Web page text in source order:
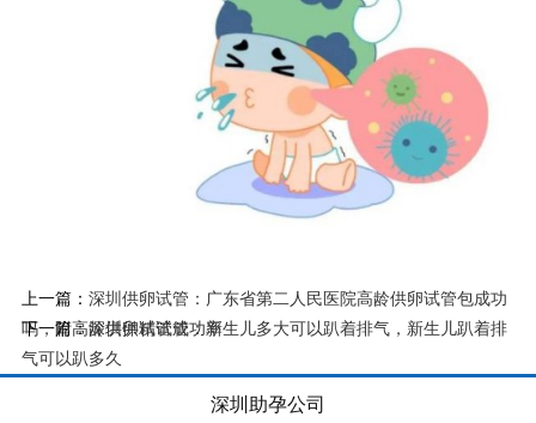
上一篇： 深圳供卵试管：广东省第二人民医院高龄供卵试管包成功
吗，附高龄供卵试管成功率
下一篇：深圳供精试管：新生儿多大可以趴着排气，新生儿趴着排
气可以趴多久
深圳助孕公司